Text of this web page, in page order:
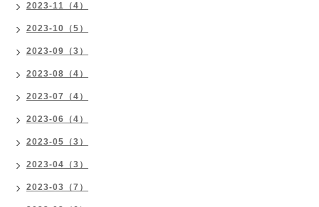
2023-11（4）
2023-10（5）
2023-09（3）
2023-08（4）
2023-07（4）
2023-06（4）
2023-05（3）
2023-04（3）
2023-03（7）